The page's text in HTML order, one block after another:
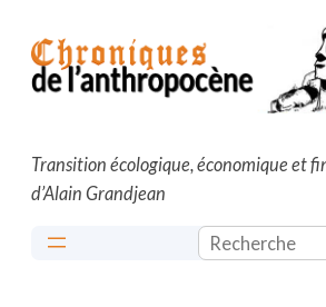
contenu
Transition écologique, économique et
d’Alain Grandjean
Rechercher